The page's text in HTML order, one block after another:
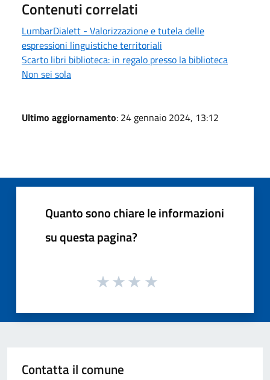
Contenuti correlati
LumbarDialett - Valorizzazione e tutela delle
espressioni linguistiche territoriali
Scarto libri biblioteca: in regalo presso la biblioteca
Non sei sola
Ultimo aggiornamento: 24 gennaio 2024, 13:12
Quanto sono chiare le informazioni
su questa pagina?
Contatta il comune